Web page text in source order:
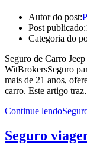
Autor do post:
Post publicado:
Categoria do
Seguro de Carro
WitBrokersSeguro
mais de 21 anos,
carro. Este artigo
Continue lendo
Seguro